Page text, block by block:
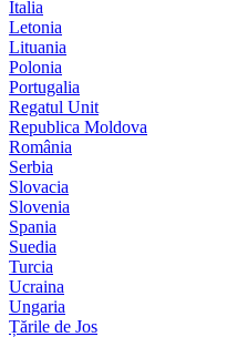
Italia
Letonia
Lituania
Polonia
Portugalia
Regatul Unit
Republica Moldova
România
Serbia
Slovacia
Slovenia
Spania
Suedia
Turcia
Ucraina
Ungaria
Țările de Jos